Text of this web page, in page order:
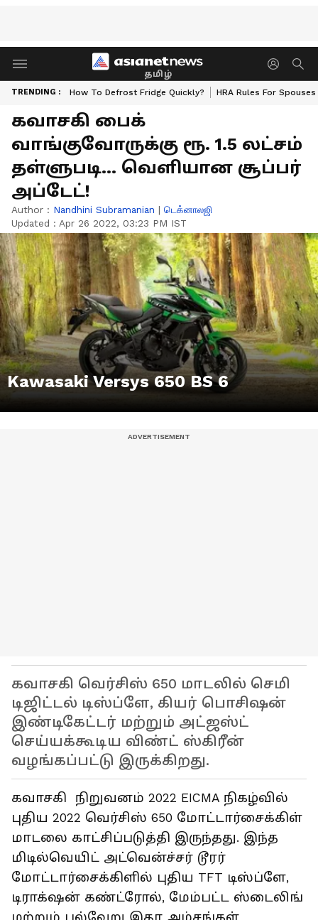
தமிழ்
TRENDING : How To Defrost Fridge Quickly? HRA Rules For Spouses
கவாசகி பைக்
வாங்குவோருக்கு ரூ. 1.5 லட்சம்
தள்ளுபடி... வெளியான சூப்பர்
அப்டேட்!
Author : Nandhini Subramanian | டெக்னாலஜி
Updated : Apr 26 2022, 03:23 PM IST
Kawasaki Versys 650 BS 6
கவாசகி வெர்சிஸ் 650 மாடலில் செமி
டிஜிட்டல் டிஸ்ப்ளே, கியர் பொசிஷன்
இண்டிகேட்டர் மற்றும் அட்ஜஸ்ட்
செய்யக்கூடிய விண்ட் ஸ்கிரீன்
வழங்கப்பட்டு இருக்கிறது.
கவாசகி நிறுவனம் 2022 EICMA நிகழ்வில்
புதிய 2022 வெர்சிஸ் 650 மோட்டார்சைக்கிள்
மாடலை காட்சிப்படுத்தி இருந்தது. இந்த
மிடில்வெயிட் அட்வென்ச்சர் டூரர்
மோட்டார்சைக்கிளில் புதிய TFT டிஸ்ப்ளே,
டிராக்‌ஷன் கண்ட்ரோல், மேம்பட்ட ஸ்டைலிங்